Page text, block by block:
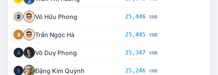
2 Võ Hữu Phong 25,446 VNĐ
3 Trần Ngọc Hà 25,445 VNĐ
4 Võ Duy Phong 25,347 VNĐ
5 Đặng Kim Quỳnh 25,246 VNĐ